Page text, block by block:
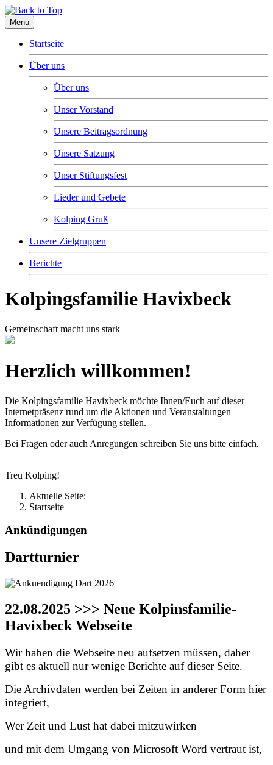
Menu
Startseite
Über uns
Über uns
Unser Vorstand
Unsere Beitragsordnung
Unsere Satzung
Unser Stiftungsfest
Lieder und Gebete
Kolping Gruß
Unsere Zielgruppen
Berichte
Kolpingsfamilie Havixbeck
Gemeinschaft macht uns stark
Herzlich willkommen!
Die Kolpingsfamilie Havixbeck möchte Ihnen/Euch auf dieser
Internetpräsenz rund um die Aktionen und Veranstaltungen
Informationen zur Verfügung stellen.
Bei Fragen oder auch Anregungen schreiben Sie uns bitte einfach.
Treu Kolping!
Aktuelle Seite:
Startseite
Ankündigungen
Dartturnier
22.08.2025 >>> Neue Kolpinsfamilie-
Havixbeck Webseite
Wir haben die Webseite neu aufsetzen müssen, daher
gibt es aktuell nur wenige Berichte auf dieser Seite.
Die Archivdaten werden bei Zeiten in anderer Form hier
integriert,
Wer Zeit und Lust hat dabei mitzuwirken
und mit dem Umgang von Microsoft Word vertraut ist,